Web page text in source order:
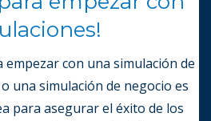
empezar con una simulación de
una simulación de negocio es
para asegurar el éxito de los